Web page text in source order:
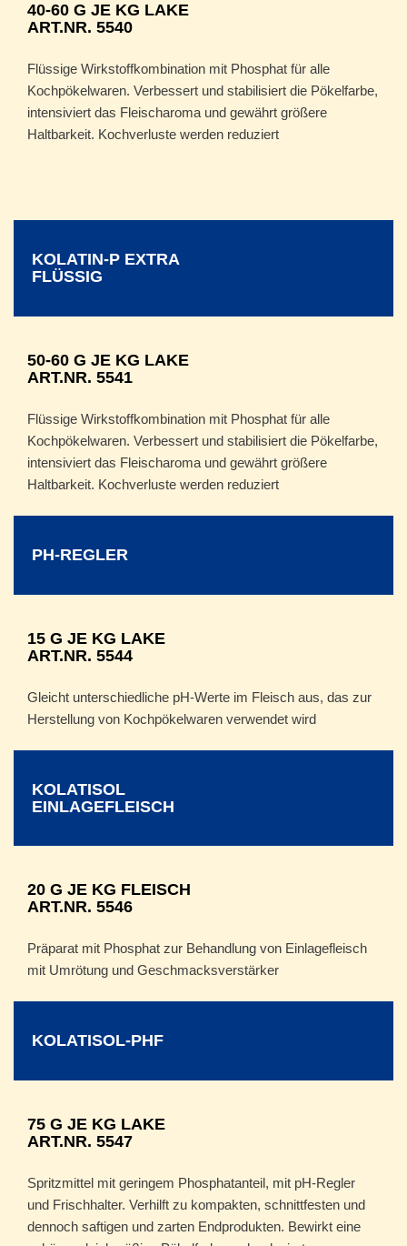
40-60 G JE KG LAKE
ART.NR. 5540
Flüssige Wirkstoffkombination mit Phosphat für alle
Kochpökelwaren. Verbessert und stabilisiert die Pökelfarbe,
intensiviert das Fleischaroma und gewährt größere
Haltbarkeit. Kochverluste werden reduziert
KOLATIN-P EXTRA
FLÜSSIG
50-60 G JE KG LAKE
ART.NR. 5541
Flüssige Wirkstoffkombination mit Phosphat für alle
Kochpökelwaren. Verbessert und stabilisiert die Pökelfarbe,
intensiviert das Fleischaroma und gewährt größere
Haltbarkeit. Kochverluste werden reduziert
PH-REGLER
15 G JE KG LAKE
ART.NR. 5544
Gleicht unterschiedliche pH-Werte im Fleisch aus, das zur
Herstellung von Kochpökelwaren verwendet wird
KOLATISOL
EINLAGEFLEISCH
20 G JE KG FLEISCH
ART.NR. 5546
Präparat mit Phosphat zur Behandlung von Einlagefleisch
mit Umrötung und Geschmacksverstärker
KOLATISOL-PHF
75 G JE KG LAKE
ART.NR. 5547
Spritzmittel mit geringem Phosphatanteil, mit pH-Regler
und Frischhalter. Verhilft zu kompakten, schnittfesten und
dennoch saftigen und zarten Endprodukten. Bewirkt eine